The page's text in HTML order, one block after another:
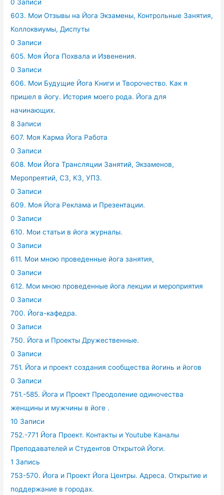
0 Записи
603. Мои Отзывы на Йога Экзамены, Контрольные Занятия,
Коллоквиумы, Диспуты
0 Записи
605. Моя Йога Похвала и Извенения.
0 Записи
606. Мои Будущие Йога Книги и Творочество. Как я
пришел в йогу. История моего рода. Йога для
начинающих.
8 Записи
607. Моя Карма Йога Работа
0 Записи
608. Мои Йога Трансляции Занятий, Экзаменов,
Меропреятий, СЗ, КЗ, УПЗ.
0 Записи
609. Моя Йога Реклама и Презентации.
0 Записи
610. Мои статьи в йога журналы.
0 Записи
611. Мои мною проведенные йога занятия,
0 Записи
612. Мои мною проведенные йога лекции и мероприятия
0 Записи
700. Йога-кафедра.
0 Записи
750. Йога и Проекты Дружественные.
0 Записи
751. Йога и проект создания сообщества йогинь и йогов
0 Записи
751.-585. Йога и Проект Преодоление одиночества
женщины и мужчины в йоге .
10 Записи
752.-771 Йога Проект. Контакты и Youtube Каналы
Преподавателей и Студентов Открытой Йоги.
1 Запись
753-570. Йога и Проект Йога Центры. Адреса. Открытие и
поддержание в городах.